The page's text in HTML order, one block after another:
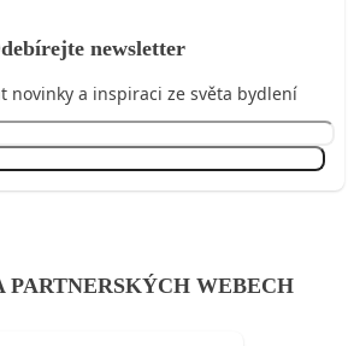
newsletter
novinky a inspiraci ze světa bydlení
PARTNERSKÝCH WEBECH